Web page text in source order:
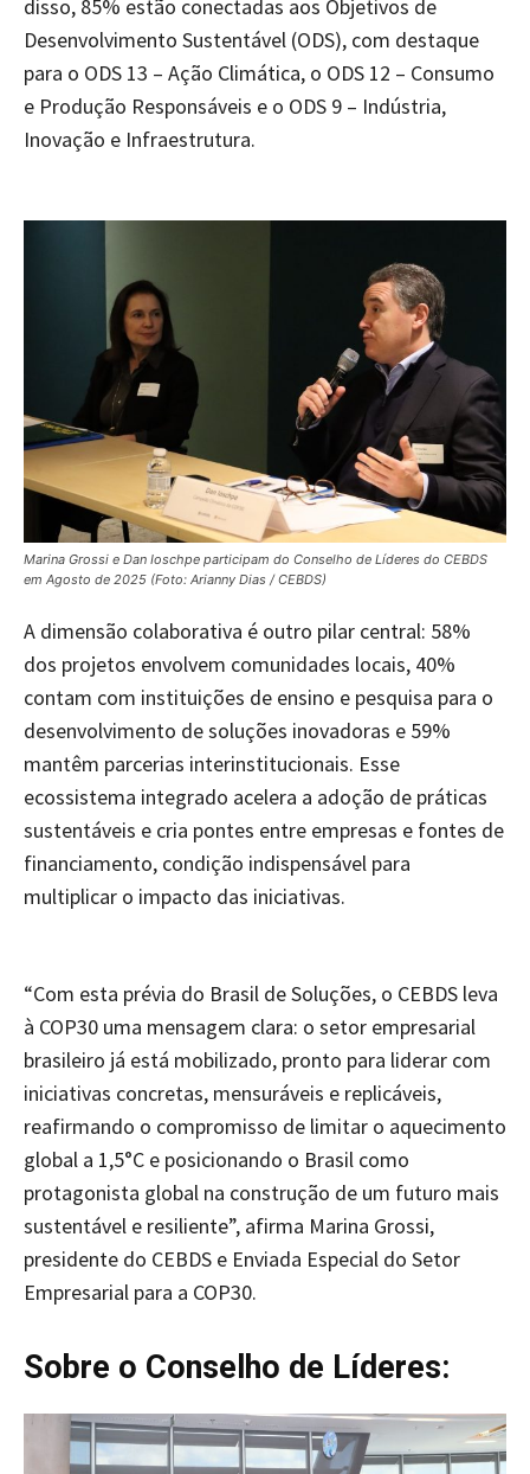
disso, 85% estão conectadas aos Objetivos de
Desenvolvimento Sustentável (ODS), com destaque
para o ODS 13 – Ação Climática, o ODS 12 – Consumo
e Produção Responsáveis e o ODS 9 – Indústria,
Inovação e Infraestrutura.
Marina Grossi e Dan Ioschpe participam do Conselho de Líderes do CEBDS
em Agosto de 2025 (Foto: Arianny Dias / CEBDS)
A dimensão colaborativa é outro pilar central: 58%
dos projetos envolvem comunidades locais, 40%
contam com instituições de ensino e pesquisa para o
desenvolvimento de soluções inovadoras e 59%
mantêm parcerias interinstitucionais. Esse
ecossistema integrado acelera a adoção de práticas
sustentáveis e cria pontes entre empresas e fontes de
financiamento, condição indispensável para
multiplicar o impacto das iniciativas.
“Com esta prévia do Brasil de Soluções, o CEBDS leva
à COP30 uma mensagem clara: o setor empresarial
brasileiro já está mobilizado, pronto para liderar com
iniciativas concretas, mensuráveis e replicáveis,
reafirmando o compromisso de limitar o aquecimento
global a 1,5°C e posicionando o Brasil como
protagonista global na construção de um futuro mais
sustentável e resiliente”, afirma Marina Grossi,
presidente do CEBDS e Enviada Especial do Setor
Empresarial para a COP30.
Sobre o Conselho de Líderes: